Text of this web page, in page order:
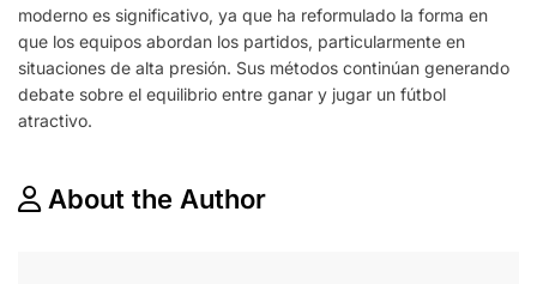
moderno es significativo, ya que ha reformulado la forma en
que los equipos abordan los partidos, particularmente en
situaciones de alta presión. Sus métodos continúan generando
debate sobre el equilibrio entre ganar y jugar un fútbol
atractivo.
About the Author